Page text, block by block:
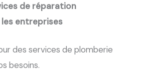
de réparation
les entreprises
des services de plomberie
besoins.